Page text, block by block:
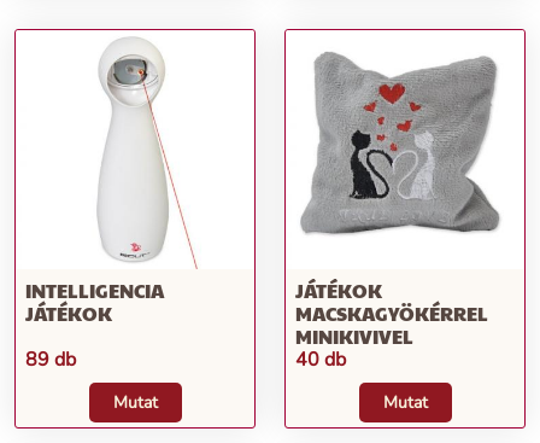
INTELLIGENCIA
JÁTÉKOK
89 db
Mutat
JÁTÉKOK
MACSKAGYÖKÉRREL
MINIKIVIVEL
40 db
Mutat